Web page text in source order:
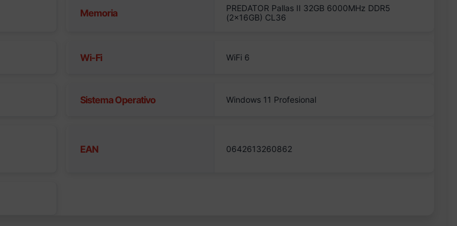
Memoria
PREDATOR Pallas II 32GB 6000MHz DDR5
(2x16GB) CL36
Wi-Fi WiFi 6
Sistema Operativo Windows 11 Profesional
EAN 0642613260862